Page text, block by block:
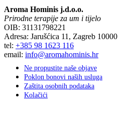
Aroma Hominis j.d.o.o.
Prirodne terapije za um i tijelo
OIB: 31131798221
Adresa: Jarušćica 11, Zagreb 10000
tel: +385 98 1623 116
email: info@aromahominis.hr
Ne propustite naše objave
Poklon bonovi naših usluga
Zaštita osobnih podataka
Kolačići